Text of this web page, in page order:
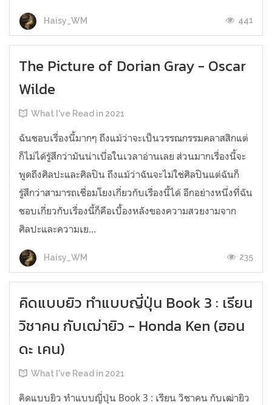
Haisy_WM 441
The Picture of Dorian Gray - Oscar
Wilde
What I've Read in 2021
ฉันชอบเรื่องนี้มากๆ ถึงแม้ว่าจะเป็นวรรณกรรมคลาสสิกแต่
ก็ไม่ได้รู้สึกว่ามันน่าเบื่อในเวลาอ่านเลย ส่วนมากเรื่องนี้จะ
พูดถึงศิลปะและศิลปิน ถึงแม้ว่าฉันจะไม่ใช่ศิลปินแต่ฉันก็
รู้สึกว่าสามารถเชื่อมโยงเกี่ยวกับเรื่องนี้ได้ อีกอย่างหนึ่งที่ฉัน
ชอบเกี่ยวกับเรื่องนี้ก็คือเบื้องหลังของความสวยงามจาก
ศิลปะและความเย...
Haisy_WM 235
คิดแบบยิว ทำแบบญี่ปุ่น Book 3 : เรียน
วิชาคน กับเฒ่ายิว - Honda Ken (ฮอน
ดะ เคน)
What I've Read in 2021
คิดแบบยิว ทำแบบญี่ปุ่น Book 3 : เรียน วิชาคน กับเฒ่ายิว